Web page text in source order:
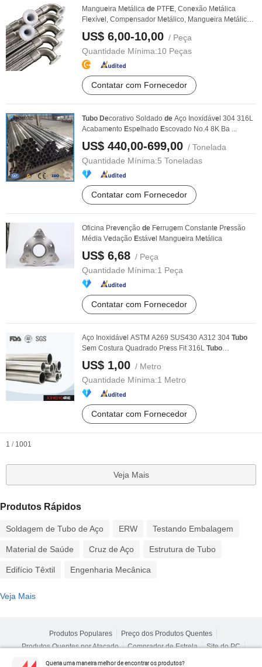
Mangueira Metálica de PTFE, Conexão Metálica
Fl exíve l, Compensador Metálico, Mangueira Metálica
US$ 6,00-10,00 / Peça
Quantidade Mínima:10 Peças
Contatar com Fornecedor
Tubo Decorativo Soldado de Aço Inoxidáve l 304 316L
Acabamento Espe lhado Escovado No.4 8K Ba ...
US$ 440,00-699,00 / Tonelada
Quantidade Mínima:5 Toneladas
Contatar com Fornecedor
Oficina Prevenção de Ferrugem Constante Pressão
Média Vedação Estáve l Mangueira Metálica
US$ 6,68 / Peça
Quantidade Mínima:1 Peça
Contatar com Fornecedor
Aço Inoxidáve l ASTM A269 SUS430 A312 304 Tubo
Sem Costura Quadrado Press Fit 316L Tubo
xagonal ...
US$ 1,00 / Metro
Quantidade Mínima:1 Metro
Contatar com Fornecedor
1 / 1001
Veja Mais
Queria uma maneira melhor de encontrar os produtos?
Produtos Rápidos
Soldagem de Tubo de Aço ERW Testando Embalagem
Material de Saúde Cruz de Aço Estrutura de Tubo
Edifício Têxtil Engenharia Mecânica
Veja Mais
Produtos Populares
Preço dos Produtos Quentes
Produtos Quentes por Atacado
Comprador de Estrela
Site do PC
Percepções